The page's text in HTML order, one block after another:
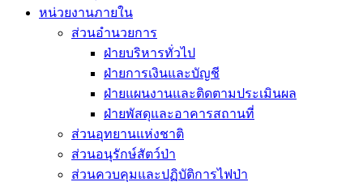
หน่วยงานภายใน
ส่วนอำนวยการ
ฝ่ายบริหารทั่วไป
ฝ่ายการเงินและบัญชี
ฝ่ายแผนงานและติดตามประเมินผล
ฝ่ายพัสดุและอาคารสถานที่
ส่วนอุทยานแห่งชาติ
ส่วนอนุรักษ์สัตว์ป่า
ส่วนควบคุมและปฏิบัติการไฟป่า